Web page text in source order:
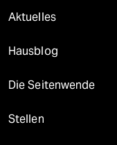
Aktuelles
Hausblog
Die Seitenwende
Stellen